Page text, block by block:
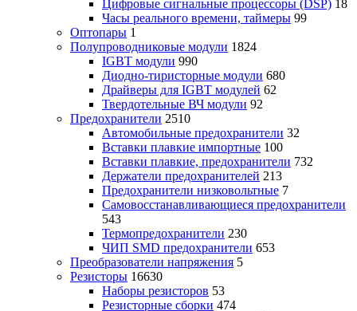
Цифровые сигнальные процессоры (DSP) 18
Часы реального времени, таймеры 99
Оптопары 1
Полупроводниковые модули 1824
IGBT модули 990
Диодно-тиристорные модули 680
Драйверы для IGBT модулей 62
Твердотельные ВЧ модули 92
Предохранители 2510
Автомобильные предохранители 32
Вставки плавкие импортные 100
Вставки плавкие, предохранители 732
Держатели предохранителей 213
Предохранители низковольтные 7
Самовосстанавливающиеся предохранители
543
Термопредохранители 230
ЧИП SMD предохранители 653
Преобразователи напряжения 5
Резисторы 16630
Наборы резисторов 53
Резисторные сборки 474